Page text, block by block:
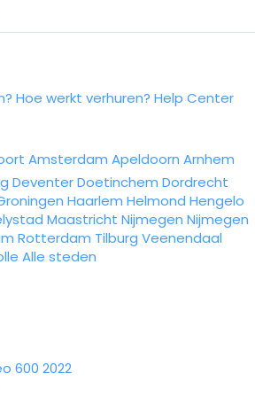
Hoe werkt verhuren? Help Center
Amsterdam Apeldoorn Arnhem
DeventerDoetinchem Dordrecht
Haarlem Helmond Hengelo
Maastricht Nijmegen Nijmegen
Rotterdam Tilburg Veenendaal
Alle steden
600 2022